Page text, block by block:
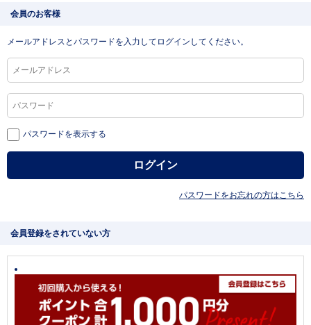
会員のお客様
メールアドレスとパスワードを入力してログインしてください。
パスワードを表示する
パスワードをお忘れの方はこちら
会員登録をされていない方